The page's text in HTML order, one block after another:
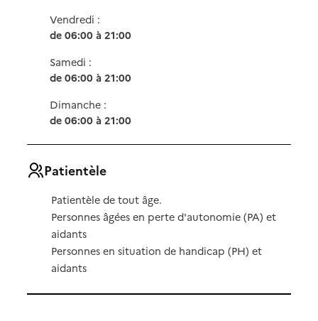
Vendredi :
de 06:00 à 21:00
Samedi :
de 06:00 à 21:00
Dimanche :
de 06:00 à 21:00
Patientèle
Patientèle de tout âge.
Personnes âgées en perte d'autonomie (PA) et
aidants
Personnes en situation de handicap (PH) et
aidants